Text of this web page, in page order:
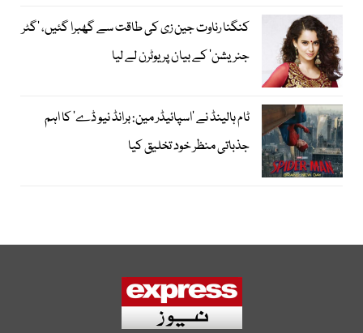
کنگنا رناوت جین زی کی طاقت سے گھبرا گئیں، ’گٹر
جنریشن‘ کے بیان پر یوٹرن لے لیا
ٹام ہالینڈ نے ’اسپائیڈر مین: برانڈ نیو ڈے‘ کا اہم
جذباتی منظر خود تخلیق کیا